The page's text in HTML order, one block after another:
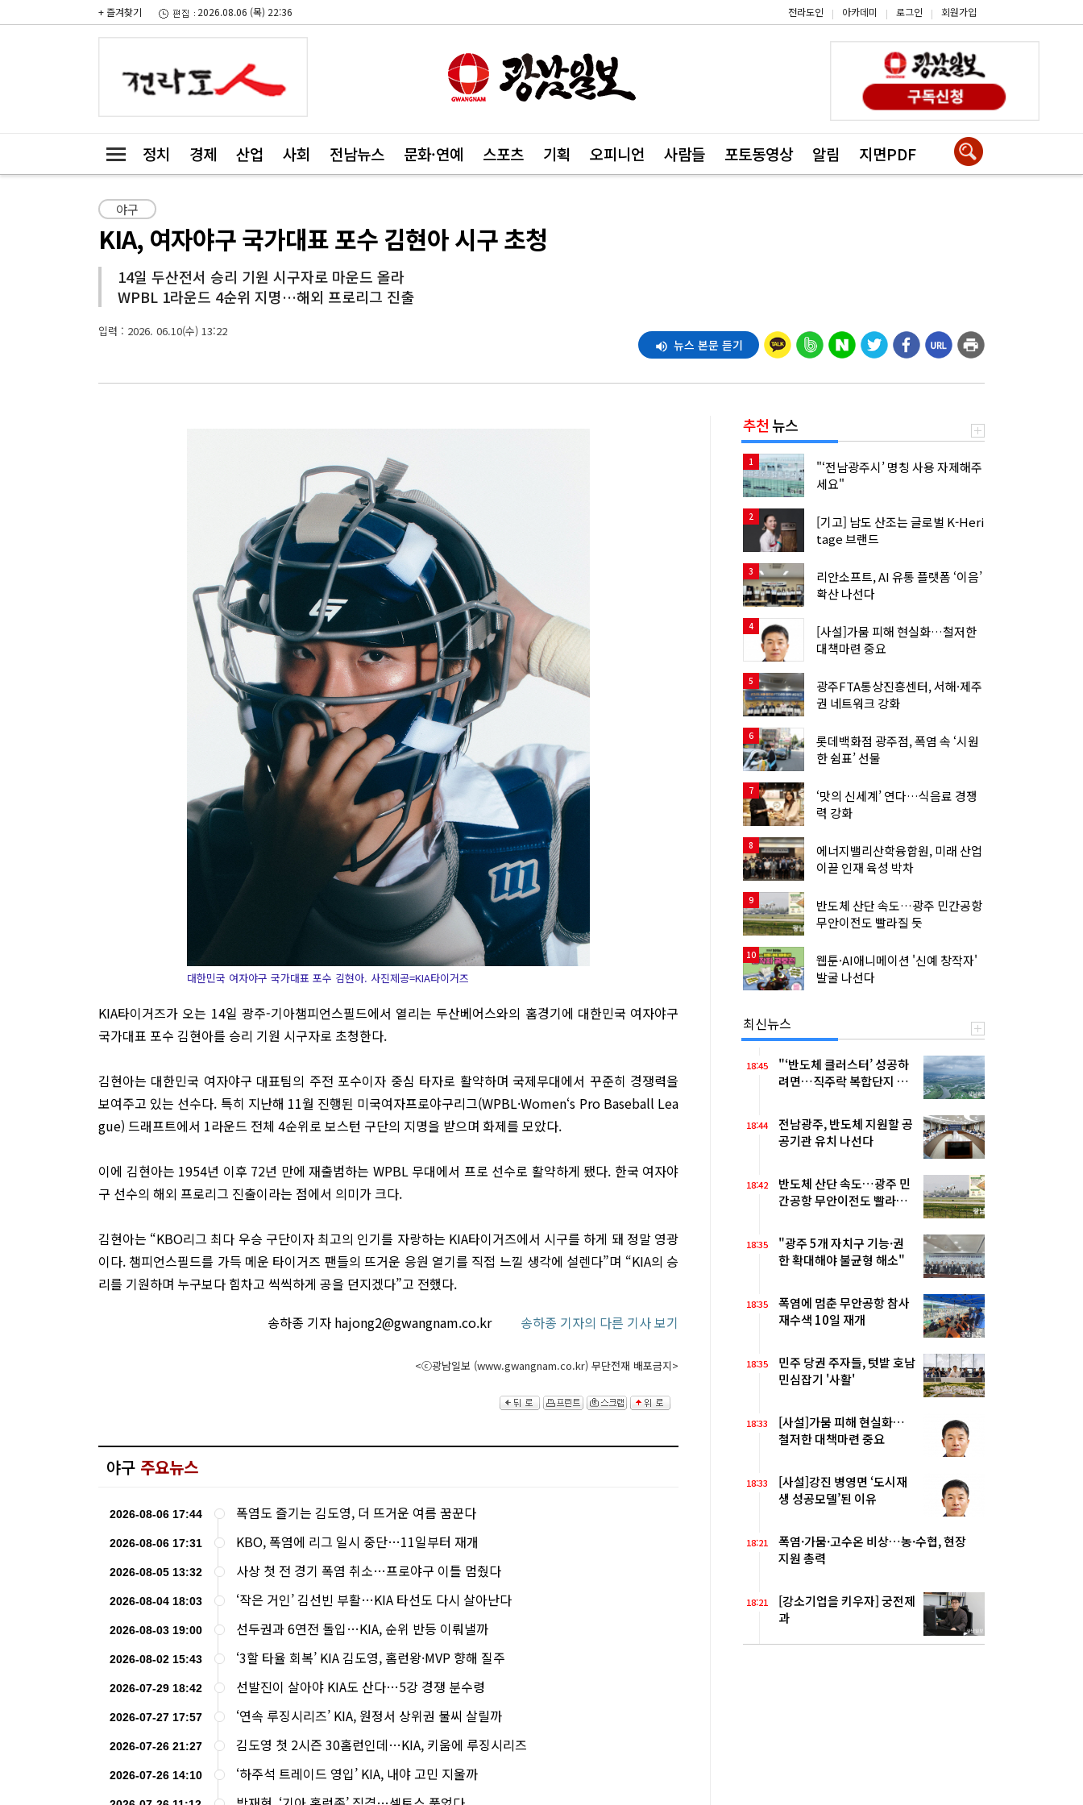
+ 즐겨찾기 2026.08.06 (목) 22:36 전라도인 | 아카데미 | 로그인 | 회원가입
정치 경제 산업 사회 전남뉴스 문화·연예 스포츠 기획 오피니언 사람들 포토동영상 알림 지면PDF
야구
KIA, 여자야구 국가대표 포수 김현아 시구 초청
14일 두산전서 승리 기원 시구자로 마운드 올라
WPBL 1라운드 4순위 지명…해외 프로리그 진출
입력 : 2026. 06.10(수) 13:22
뉴스 본문 듣기
대한민국 여자야구 국가대표 포수 김현아. 사진제공=KIA타이거즈
KIA타이거즈가 오는 14일 광주-기아챔피언스필드에서 열리는 두산베어스와의 홈경기에 대한민국 여자야구
국가대표 포수 김현아를 승리 기원 시구자로 초청한다.
김현아는 대한민국 여자야구 대표팀의 주전 포수이자 중심 타자로 활약하며 국제무대에서 꾸준히 경쟁력을
보여주고 있는 선수다. 특히 지난해 11월 진행된 미국여자프로야구리그(WPBL·Women‘s Pro Baseball Lea
gue) 드래프트에서 1라운드 전체 4순위로 보스턴 구단의 지명을 받으며 화제를 모았다.
이에 김현아는 1954년 이후 72년 만에 재출범하는 WPBL 무대에서 프로 선수로 활약하게 됐다. 한국 여자야
구 선수의 해외 프로리그 진출이라는 점에서 의미가 크다.
김현아는 “KBO리그 최다 우승 구단이자 최고의 인기를 자랑하는 KIA타이거즈에서 시구를 하게 돼 정말 영광
이다. 챔피언스필드를 가득 메운 타이거즈 팬들의 뜨거운 응원 열기를 직접 느낄 생각에 설렌다”며 “KIA의 승
리를 기원하며 누구보다 힘차고 씩씩하게 공을 던지겠다”고 전했다.
송하종 기자 hajong2@gwangnam.co.kr
송하종 기자의 다른 기사 보기
<ⓒ광남일보 (www.gwangnam.co.kr) 무단전재 배포금지>
야구 주요뉴스
2026-08-06 17:44 폭염도 즐기는 김도영, 더 뜨거운 여름 꿈꾼다
2026-08-06 17:31 KBO, 폭염에 리그 일시 중단…11일부터 재개
2026-08-05 13:32 사상 첫 전 경기 폭염 취소…프로야구 이틀 멈췄다
2026-08-04 18:03 ‘작은 거인’ 김선빈 부활…KIA 타선도 다시 살아난다
2026-08-03 19:00 선두권과 6연전 돌입…KIA, 순위 반등 이뤄낼까
2026-08-02 15:43 ‘3할 타율 회복’ KIA 김도영, 홈런왕·MVP 향해 질주
2026-07-29 18:42 선발진이 살아야 KIA도 산다…5강 경쟁 분수령
2026-07-27 17:57 ‘연속 루징시리즈’ KIA, 원정서 상위권 불씨 살릴까
2026-07-26 21:27 김도영 첫 2시즌 30홈런인데…KIA, 키움에 루징시리즈
2026-07-26 14:10 ‘하주석 트레이드 영입’ KIA, 내야 고민 지울까
추천뉴스
1
"‘전남광주시’ 명칭 사용 자제해주
세요"
2
[기고] 남도 산조는 글로벌 K-Heri
tage 브랜드
3
리안소프트, AI 유통 플랫폼 ‘이음’
확산 나선다
4
[사설]가뭄 피해 현실화…철저한
대책마련 중요
5
광주FTA통상진흥센터, 서해·제주
권 네트워크 강화
6
롯데백화점 광주점, 폭염 속 ‘시원
한 쉼표’ 선물
7
‘맛의 신세계’ 연다…식음료 경쟁
력 강화
8
에너지밸리산학융합원, 미래 산업
이끌 인재 육성 박차
9
반도체 산단 속도…광주 민간공항
무안이전도 빨라질 듯
10
웹툰·AI애니메이션 '신예 창작자'
발굴 나선다
최신뉴스
18:45
"‘반도체 클러스터’ 성공하
려면…직주락 복합단지 구
18:44
전남광주, 반도체 지원할 공
공기관 유치 나선다
18:42
반도체 산단 속도…광주 민
간공항 무안이전도 빨라질
18:35
"광주 5개 자치구 기능·권
한 확대해야 불균형 해소"
18:35
폭염에 멈춘 무안공항 참사
재수색 10일 재개
18:35
민주 당권 주자들, 텃밭 호남
민심잡기 '사활'
18:33
[사설]가뭄 피해 현실화…
철저한 대책마련 중요
18:33
[사설]강진 병영면 ‘도시재
생 성공모델’된 이유
18:21
폭염·가뭄·고수온 비상…농·수협, 현장
지원 총력
18:21
[강소기업을 키우자] 궁전제
과